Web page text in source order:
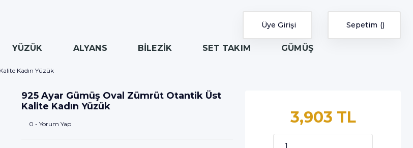
Üye Girişi Sepetim
YÜZÜK ALYANS BİLEZİK SET TAKIM GÜMÜŞ
Kadın Yüzük
925 Ayar Gümüş Oval Zümrüt Otantik Üst
Kalite Kadın Yüzük
0 - Yorum Yap 3,903 TL